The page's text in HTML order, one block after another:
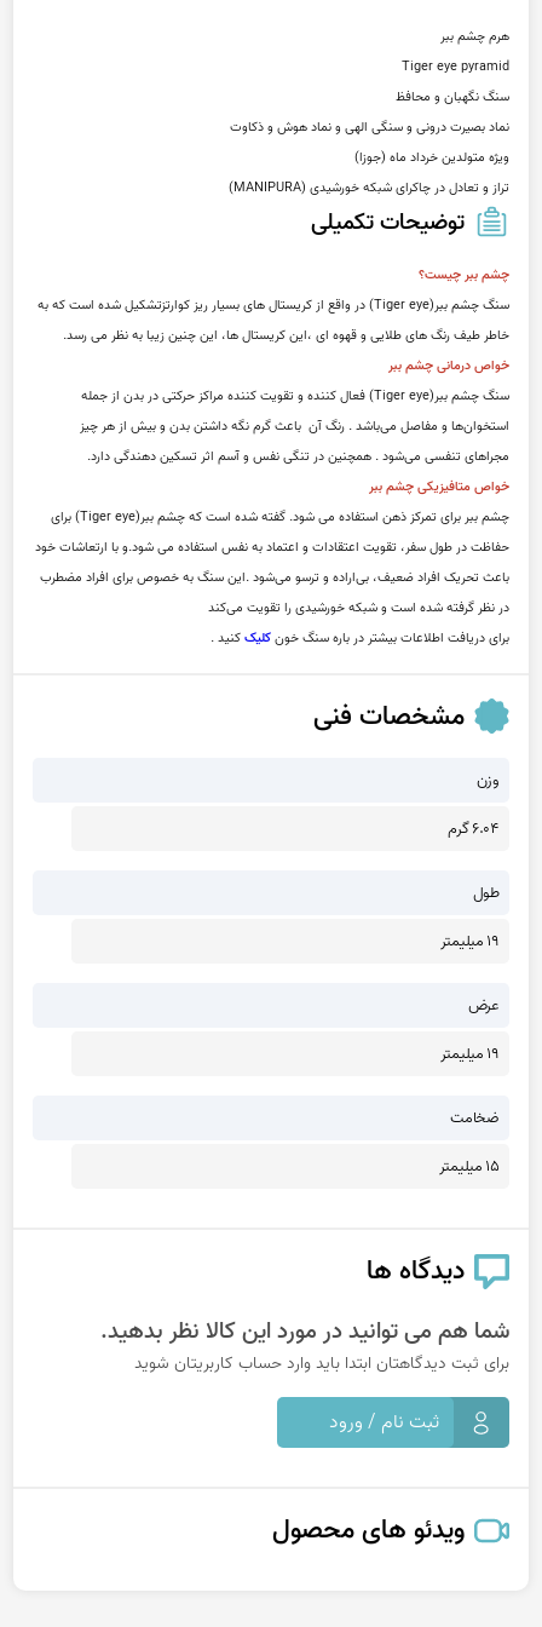
تراز و تعادل در چاکرای شبکه خورشیدی (MANIPURA)
توضیحات تکمیلی
چشم ببر چیست؟
خاطر طیف رنگ های طلایی و قهوه ای ،این کریستال ها، این چنین زیبا به نظر می رسد.
خواص درمانی چشم ببر
مجراهای تنفسی می‌شود . همچنین در تنگی نفس و آسم اثر تسکین دهندگی دارد.
خواص متافیزیکی چشم ببر
در نظر گرفته شده است و شبکه خورشیدی را تقویت می‌کند
برای دریافت اطلاعات بیشتر در باره سنگ خون کلیک کنید .
مشخصات فنی
وزن
6.04 گرم
طول
19 میلیمتر
عرض
19 میلیمتر
ضخامت
15 میلیمتر
دیدگاه ها
شما هم می توانید در مورد این کالا نظر بدهید.
برای ثبت دیدگاهتان ابتدا باید وارد حساب کاربریتان شوید
ثبت نام / ورود
ویدئو های محصول